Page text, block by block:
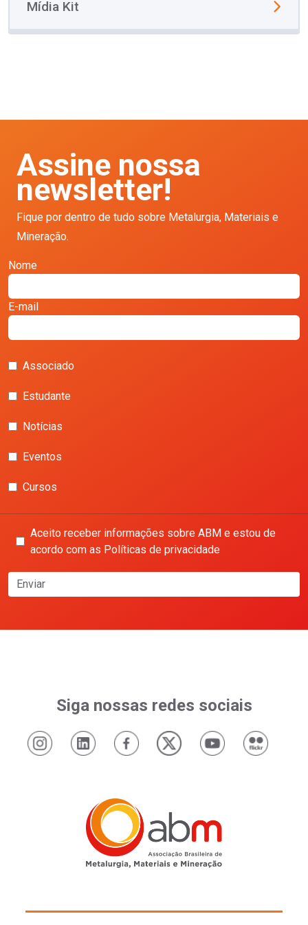
Mídia Kit
Assine nossa
newsletter!
Fique por dentro de tudo sobre Metalurgia, Materiais e
Mineração.
Nome
E-mail
Associado
Estudante
Notícias
Eventos
Cursos
Aceito receber informações sobre ABM e estou de
acordo com as Políticas de privacidade
Enviar
Siga nossas redes sociais